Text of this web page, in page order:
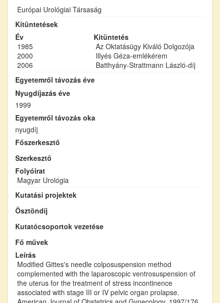
Európai Urológiai Társaság
Kitüntetések
Év
Kitüntetés
1985
Az Oktatásügy Kiváló Dolgozója
2000
Illyés Géza-emlékérem
2006
Batthyány-Strattmann László-díj
Egyetemről távozás éve
Nyugdíjazás éve
1999
Egyetemről távozás oka
nyugdíj
Főszerkesztő
Szerkesztő
Folyóirat
Magyar Urológia
Kutatási projektek
Ösztöndíj
Kutatócsoportok vezetése
Fő művek
Leírás
Modified Gittes's needle colposuspension method
complemented with the laparoscopic ventrosuspension of
the uterus for the treatment of stress incontinence
associated with stage III or IV pelvic organ prolapse.